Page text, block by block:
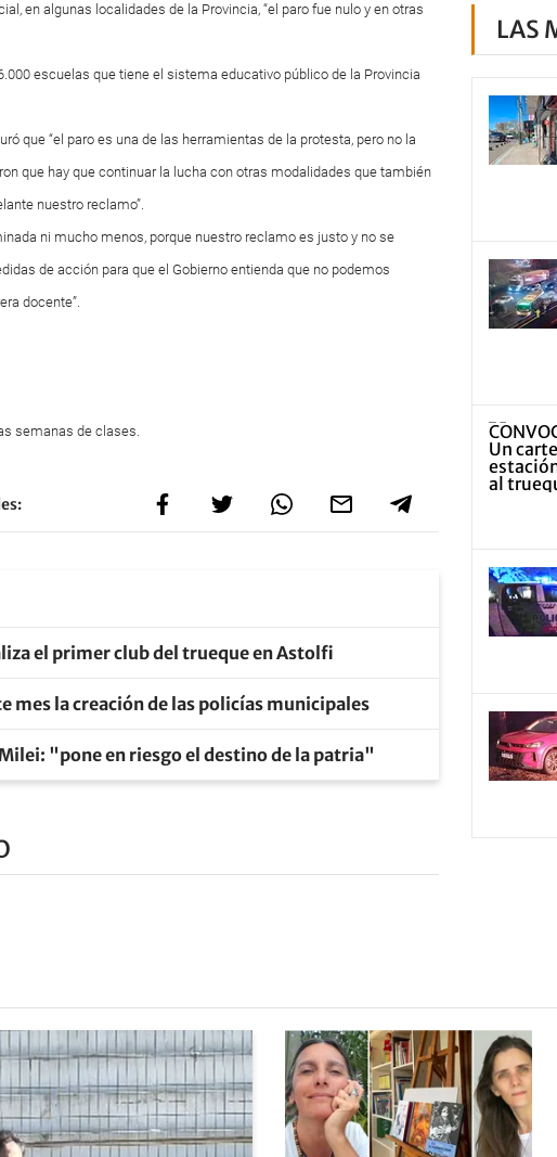
en algunas localidades de la Provincia, “el paro fue nulo y en otras
escuelas que tiene el sistema educativo público de la Provincia
que “el paro es una de las herramientas de la protesta, pero no la
que hay que continuar la lucha con otras modalidades que también
nuestro reclamo”.
ni mucho menos, porque nuestro reclamo es justo y no se
de acción para que el Gobierno entienda que no podemos
docente”.
semanas de clases.
el primer club del trueque en Astolfi
mes la creación de las policías municipales
"pone en riesgo el destino de la patria"
LAS